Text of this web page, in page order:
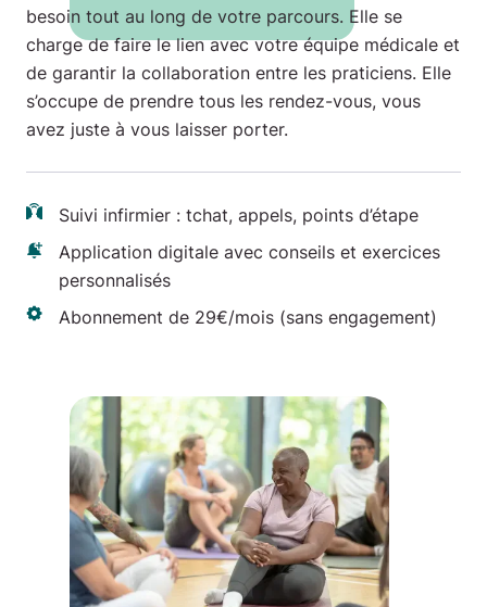
besoin tout au long de votre parcours. Elle se
charge de faire le lien avec votre équipe médicale et
de garantir la collaboration entre les praticiens. Elle
s’occupe de prendre tous les rendez-vous, vous
avez juste à vous laisser porter.
Suivi infirmier : tchat, appels, points d’étape
Application digitale avec conseils et exercices
personnalisés
Abonnement de 29€/mois (sans engagement)